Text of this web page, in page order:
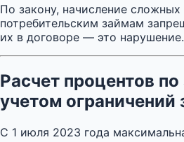
По закону, начисление сложных
потребительским займам
их в договоре — это нарушение.
Расчет процентов
учетом ограничений
С 1 июля 2023 года